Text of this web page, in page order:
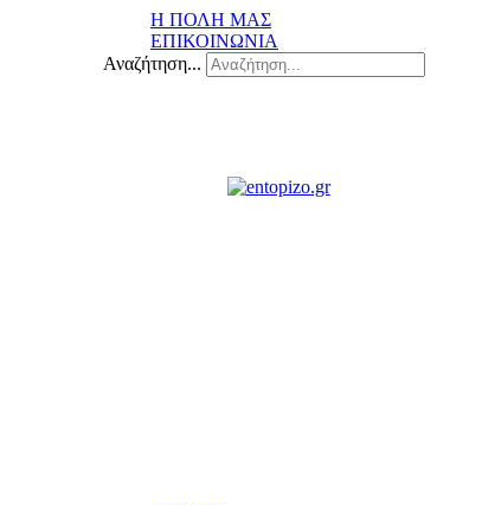
Η ΠΟΛΗ ΜΑΣ
ΕΠΙΚΟΙΝΩΝΙΑ
Αναζήτηση...